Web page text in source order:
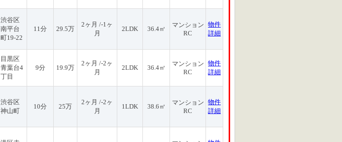
渋谷区
南平台
町19-22
11分 29.5万
2ヶ月 /-1ヶ
月
2LDK 36.4㎡
マンション
RC
物件
詳細
目黒区
青葉台4
丁目
9分 19.9万
2ヶ月 /-2ヶ
月
2LDK 36.4㎡
マンション
RC
物件
詳細
渋谷区
神山町
10分 25万
2ヶ月 /-2ヶ
月
1LDK 38.6㎡
マンション
RC
物件
詳細